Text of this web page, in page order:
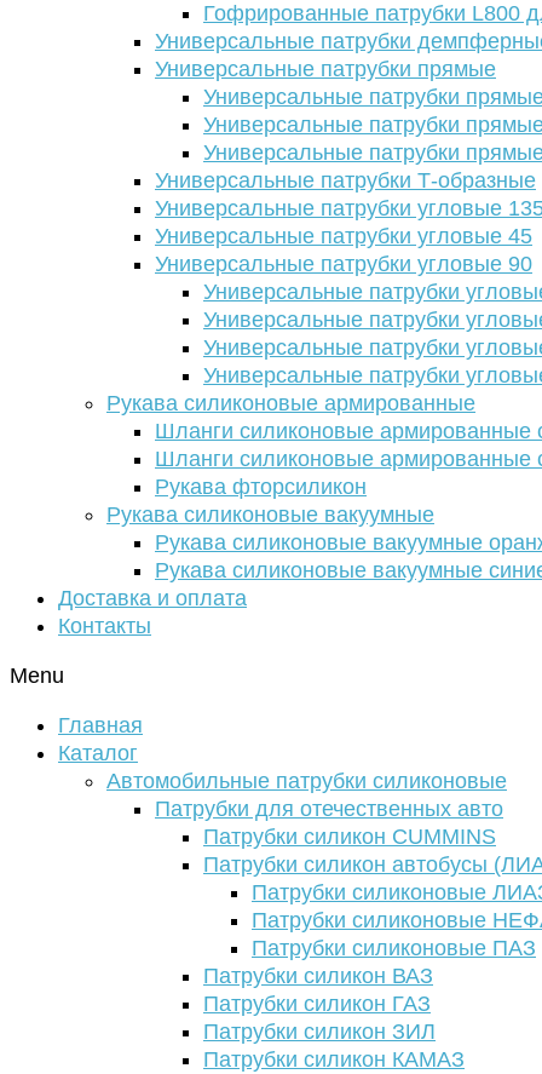
Гофрированные патрубки L800
Универсальные патрубки
Универсальные патрубки прямые
Универсальные патрубки
Универсальные патрубки
Универсальные патрубки
Универсальные патрубки Т-образные
Универсальные патрубки угловые
Универсальные патрубки угловые 45
Универсальные патрубки угловые 90
Универсальные патрубки
Универсальные патрубки
Универсальные патрубки
Универсальные патрубки
Рукава силиконовые армированные
Шланги силиконовые армированные
Шланги силиконовые армированные
Рукава фторсиликон
Рукава силиконовые вакуумные
Рукава силиконовые вакуумные
Рукава силиконовые вакуумные
Доставка и оплата
Контакты
Menu
Главная
Каталог
Автомобильные патрубки силиконовые
Патрубки для отечественных авто
Патрубки силикон CUMMINS
Патрубки силикон автобусы
Патрубки силиконовые
Патрубки силиконовые
Патрубки силиконовые ПАЗ
Патрубки силикон ВАЗ
Патрубки силикон ГАЗ
Патрубки силикон ЗИЛ
Патрубки силикон КАМАЗ